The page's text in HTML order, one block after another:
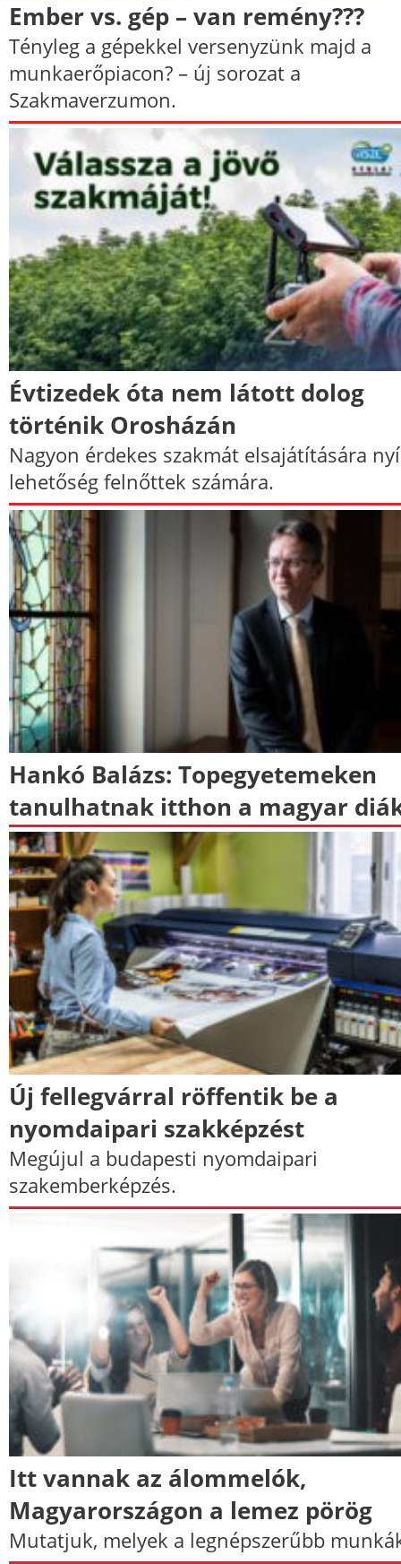
Ember vs. gép – van remény???
Tényleg a gépekkel versenyzünk majd a
munkaerőpiacon? – új sorozat a
Szakmaverzumon.
Évtizedek óta nem látott dolog
történik Orosházán
Nagyon érdekes szakmát elsajátítására
lehetőség felnőttek számára.
Hankó Balázs: Topegyetemeken
tanulhatnak itthon a magyar
Új fellegvárral röffentik be a
nyomdaipari szakképzést
Megújul a budapesti nyomdaipari
szakemberképzés.
Itt vannak az álommelók,
Magyarországon a lemez pörög
Mutatjuk, melyek a legnépszerűbb